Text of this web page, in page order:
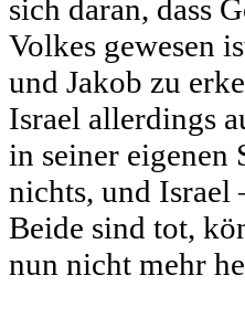
sich daran, dass
Volkes gewesen
und Jakob zu
Israel allerdings
in seiner eigenen
nichts, und Israel
Beide sind tot,
nun nicht mehr